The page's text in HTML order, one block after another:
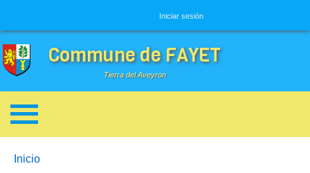
Iniciar sesión
Commune de FAYET
Tierra del Aveyron
Enlaces de ayuda a la navegación
You are here:
Inicio